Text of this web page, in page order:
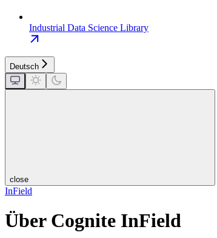
Industrial Data Science Library
Deutsch
close
InField
Über Cognite InField